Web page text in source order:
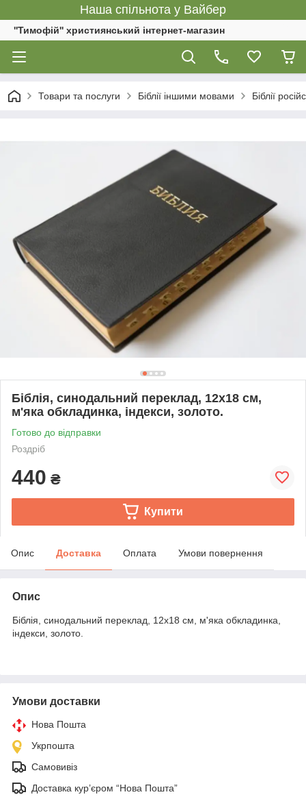
Наша спільнота у Вайбер
''Тимофій'' християнський інтернет-магазин
Товари та послуги Біблії іншими мовами Біблії
Біблія, синодальний переклад, 12х18 см,
м'яка обкладинка, індекси, золото.
Готово до відправки
Роздріб
440 ₴
Купити
Опис Доставка Оплата Умови повернення
Опис
Біблія, синодальний переклад, 12х18 см, м'яка обкладинка,
індекси, золото.
Умови доставки
Нова Пошта
Укрпошта
Самовивіз
Доставка кур’єром “Нова Пошта”